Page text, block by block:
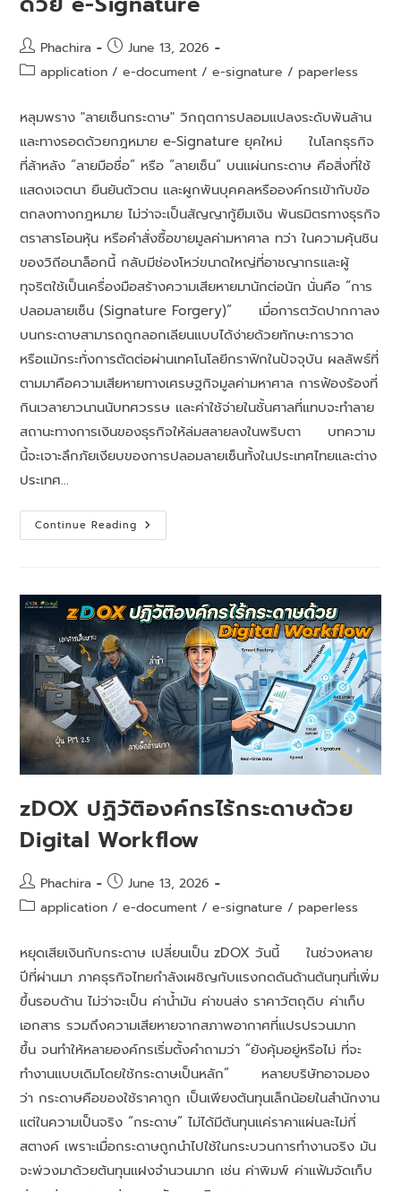
Phachira
June 13, 2026
application / e-document / e-signature / paperless
หลุมพราง "ลายเซ็นกระดาษ" วิกฤตการปลอมแปลงระดับพันล้าน
และทางรอดด้วยกฎหมาย e-Signature ยุคใหม่ ในโลกธุรกิจ
ที่ล้าหลัง “ลายมือชื่อ” หรือ “ลายเซ็น” บนแผ่นกระดาษ คือสิ่งที่ใช้
แสดงเจตนา ยืนยันตัวตน และผูกพันบุคคลหรือองค์กรเข้ากับข้อ
ตกลงทางกฎหมาย ไม่ว่าจะเป็นสัญญากู้ยืมเงิน พันธมิตรทางธุรกิจ
ตราสารโอนหุ้น หรือคำสั่งซื้อขายมูลค่ามหาศาล ทว่า ในความคุ้นชิน
ของวิถีอนาล็อกนี้ กลับมีช่องโหว่ขนาดใหญ่ที่อาชญากรและผู้
ทุจริตใช้เป็นเครื่องมือสร้างความเสียหายมานักต่อนัก นั่นคือ “การ
ปลอมลายเซ็น (Signature Forgery)” เมื่อการตวัดปากกาลง
บนกระดาษสามารถถูกลอกเลียนแบบได้ง่ายด้วยทักษะการวาด
หรือแม้กระทั่งการตัดต่อผ่านเทคโนโลยีกราฟิกในปัจจุบัน ผลลัพธ์ที่
ตามมาคือความเสียหายทางเศรษฐกิจมูลค่ามหาศาล การฟ้องร้องที่
กินเวลายาวนานนับทศวรรษ และค่าใช้จ่ายในชั้นศาลที่แทบจะทำลาย
สถานะทางการเงินของธุรกิจให้ล่มสลายลงในพริบตา บทความ
นี้จะเจาะลึกภัยเงียบของการปลอมลายเซ็นทั้งในประเทศไทยและต่าง
ประเทศ…
Continue Reading
zDOX ปฏิวัติองค์กรไร้กระดาษด้วย
Digital Workflow
Phachira
June 13, 2026
application / e-document / e-signature / paperless
หยุดเสียเงินกับกระดาษ เปลี่ยนเป็น zDOX วันนี้ ในช่วงหลาย
ปีที่ผ่านมา ภาคธุรกิจไทยกำลังเผชิญกับแรงกดดันด้านต้นทุนที่เพิ่ม
ขึ้นรอบด้าน ไม่ว่าจะเป็น ค่าน้ำมัน ค่าขนส่ง ราคาวัตถุดิบ ค่าเก็บ
เอกสาร รวมถึงความเสียหายจากสภาพอากาศที่แปรปรวนมาก
ขึ้น จนทำให้หลายองค์กรเริ่มตั้งคำถามว่า “ยังคุ้มอยู่หรือไม่ ที่จะ
ทำงานแบบเดิมโดยใช้กระดาษเป็นหลัก” หลายบริษัทอาจมอง
ว่า กระดาษคือของใช้ราคาถูก เป็นเพียงต้นทุนเล็กน้อยในสำนักงาน
แต่ในความเป็นจริง “กระดาษ” ไม่ได้มีต้นทุนแค่ราคาแผ่นละไม่กี่
สตางค์ เพราะเมื่อกระดาษถูกนำไปใช้ในกระบวนการทำงานจริง มัน
จะพ่วงมาด้วยต้นทุนแฝงจำนวนมาก เช่น ค่าพิมพ์ ค่าแฟ้มจัดเก็บ